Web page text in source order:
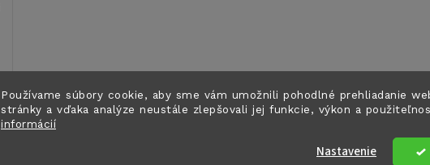
Používame súbory cookie, aby sme vám umožnili pohodlné prehliadanie
stránky a vďaka analýze neustále zlepšovali jej funkcie, výkon a
informácií
Nastavenie